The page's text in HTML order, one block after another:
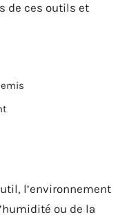
de ces outils et
l’environnement
ou de la